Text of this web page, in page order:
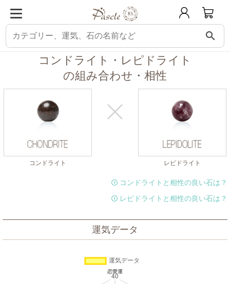
search
パスクル 組み合わせ・相性チェック コンドライトと相性の良い石 コン
コンドライト・レピドライト
の組み合わせ・相性
コンドライト レピドライト
コンドライトと相性の良い石は？
レピドライトと相性の良い石は？
運気データ